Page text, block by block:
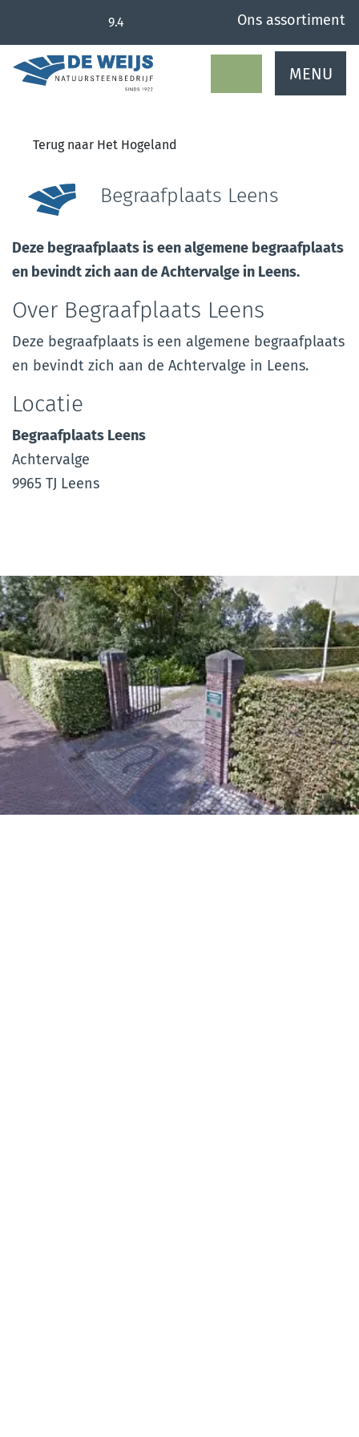
9.4 Ons assortiment
MENU
Terug naar Het Hogeland
Begraafplaats Leens
Deze begraafplaats is een algemene begraafplaats
en bevindt zich aan de Achtervalge in Leens.
Over Begraafplaats Leens
Deze begraafplaats is een algemene begraafplaats
en bevindt zich aan de Achtervalge in Leens.
Locatie
Begraafplaats Leens
Achtervalge
9965 TJ Leens